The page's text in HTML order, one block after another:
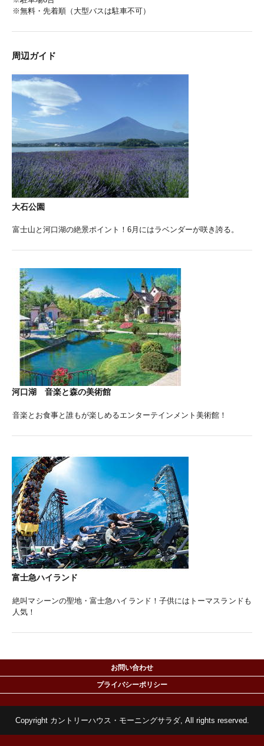
※無料・先着順（大型バスは駐車不可）
周辺ガイド
大石公園
富士山と河口湖の絶景ポイント！6月にはラベンダーが咲き誇る。
河口湖 音楽と森の美術館
音楽とお食事と誰もが楽しめるエンターテインメント美術館！
富士急ハイランド
絶叫マシーンの聖地・富士急ハイランド！子供にはトーマスランドも
人気！
お問い合わせ
プライバシーポリシー
Copyright カントリーハウス・モーニングサラダ, All rights reserved.